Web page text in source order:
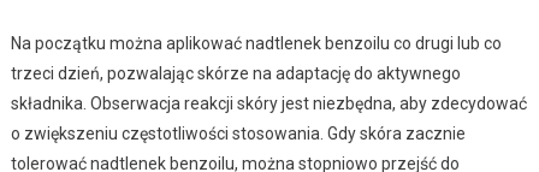
Na początku można aplikować nadtlenek benzoilu co drugi lub co
trzeci dzień, pozwalając skórze na adaptację do aktywnego
składnika. Obserwacja reakcji skóry jest niezbędna, aby zdecydować
o zwiększeniu częstotliwości stosowania. Gdy skóra zacznie
tolerować nadtlenek benzoilu, można stopniowo przejść do